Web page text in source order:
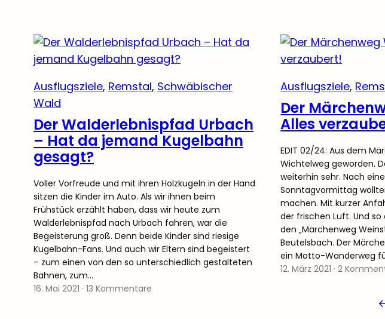
Ausflugsziele, Remstal, Schwäbischer
Wald
Der Walderlebnispfad Urbach
– Hat da jemand Kugelbahn
gesagt?
Voller Vorfreude und mit ihren Holzkugeln in der Hand
sitzen die Kinder im Auto. Als wir ihnen beim
Frühstück erzählt haben, dass wir heute zum
Walderlebnispfad nach Urbach fahren, war die
Begeisterung groß. Denn beide Kinder sind riesige
Kugelbahn-Fans. Und auch wir Eltern sind begeistert
– zum einen von den so unterschiedlich gestalteten
Bahnen, zum…
16. Mai 2021 · 13 Kommentare
Ausflugsziele,
Der
Alles
EDIT 02/24: Aus dem
Wichtelweg geworden.
weiterhin sehr. Nach
Sonntagvormittag
machen. Mit kurzer
der frischen Luft. Und
den „Märchenweg
Beutelsbach. Der
ein Motto-Wanderweg
12. März 2021 ·2